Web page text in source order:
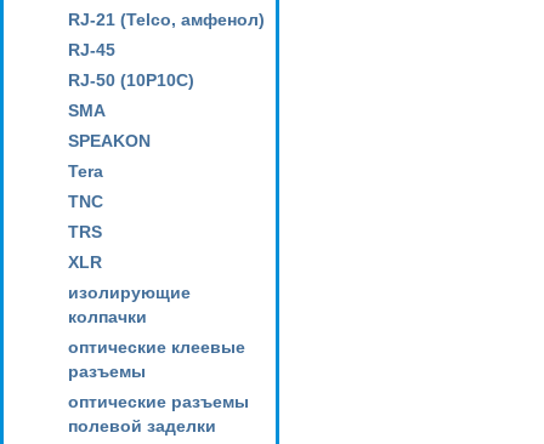
RJ-21 (Telco, амфенол)
RJ-45
RJ-50 (10P10C)
SMA
SPEAKON
Tera
TNC
TRS
XLR
изолирующие
колпачки
оптические клеевые
разъемы
оптические разъемы
полевой заделки